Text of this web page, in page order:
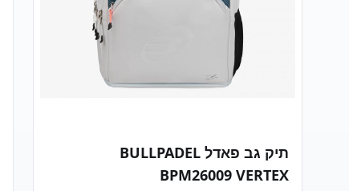
תיק גב פאדל BULLPADEL
BPM26009 VERTEX